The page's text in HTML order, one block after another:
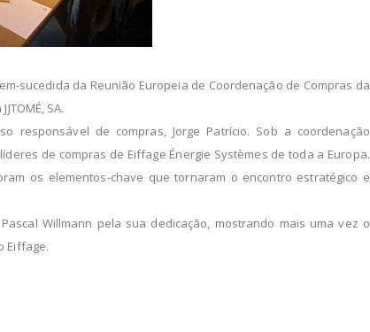
sucedida da Reunião Europeia de Coordenação de Compras da
SA.
responsável de compras, Jorge Patrício. Sob a coordenação
de compras de Eiffage Énergie Systèmes de toda a Europa.
os elementos-chave que tornaram o encontro estratégico e
Willmann pela sua dedicação, mostrando mais uma vez o
Eiffage.